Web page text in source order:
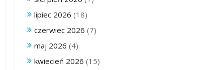
lipiec 2026 (18)
czerwiec 2026 (7)
maj 2026 (4)
kwiecień 2026 (15)